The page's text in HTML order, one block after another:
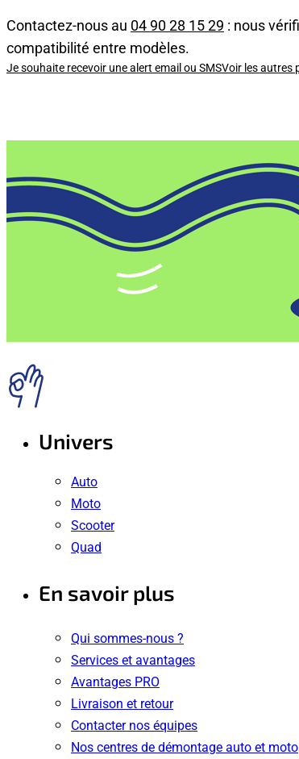
Contactez-nous au 04 90 28 15 29 : nous
compatibilité entre modèles.
Je souhaite recevoir une alert email ou SMSVoir les autres
Univers
Auto
Moto
Scooter
Quad
En savoir plus
Qui sommes-nous ?
Services et avantages
Avantages PRO
Livraison et retour
Contacter nos équipes
Nos centres de démontage auto et moto